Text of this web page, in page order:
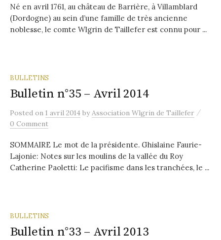
Né en avril 1761, au château de Barrière, à Villamblard
(Dordogne) au sein d’une famille de très ancienne
noblesse, le comte Wlgrin de Taillefer est connu pour ...
BULLETINS
Bulletin n°35 – Avril 2014
Posted on 1 avril 2014 byAssociation Wlgrin de Taillefer /
0 Comment
SOMMAIRE Le mot de la présidente. Ghislaine Faurie-
Lajonie: Notes sur les moulins de la vallée du Roy
Catherine Paoletti: Le pacifisme dans les tranchées, le ...
BULLETINS
Bulletin n°33 – Avril 2013